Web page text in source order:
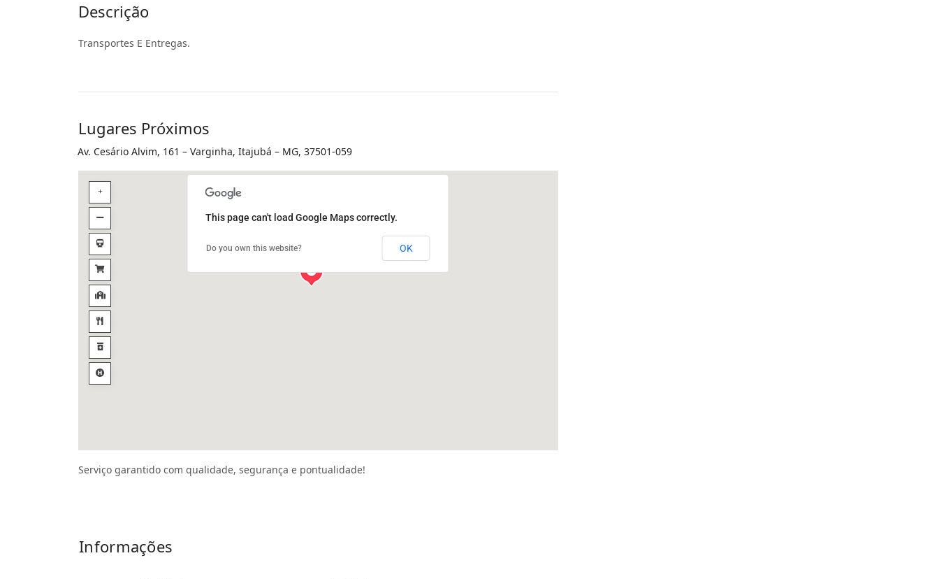
Descrição
Transportes E Entregas.
Lugares Próximos
Av. Cesário Alvim, 161 – Varginha, Itajubá – MG, 37501-059
This page can't load Google Maps correctly.
Do you own this website? OK
Serviço garantido com qualidade, segurança e pontualidade!
Informações